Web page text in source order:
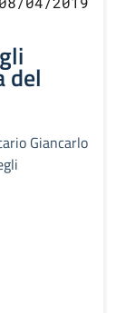
del
Giancarlo